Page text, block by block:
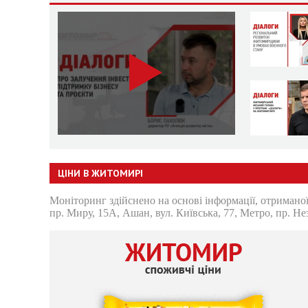
ЦІНИ В ЖИТОМИРІ
Моніторинг здійснено на основі інформації,
пр. Миру, 15А, Ашан, вул. Київська, 77, Метро, пр.